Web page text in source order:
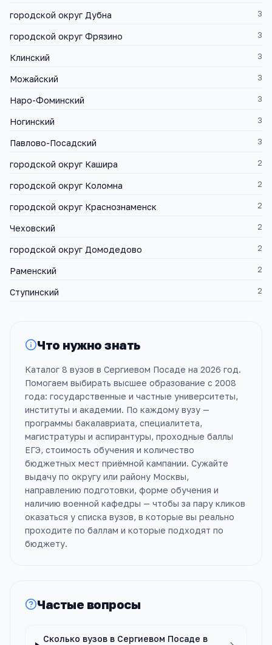
городской округ Дубна 3
городской округ Фрязино 3
Клинский 3
Можайский 3
Наро-Фоминский 3
Ногинский 3
Павлово-Посадский 3
городской округ Кашира 2
городской округ Коломна 2
городской округ Краснознаменск 2
Чеховский 2
городской округ Домодедово 2
Раменский 2
Ступинский 2
Что нужно знать
Каталог 8 вузов в Сергиевом Посаде на 2026 год.
Помогаем выбирать высшее образование с 2008
года: государственные и частные университеты,
институты и академии. По каждому вузу —
программы бакалавриата, специалитета,
магистратуры и аспирантуры, проходные баллы
ЕГЭ, стоимость обучения и количество
бюджетных мест приёмной кампании. Сужайте
выдачу по округу или району Москвы,
направлению подготовки, форме обучения и
наличию военной кафедры — чтобы за пару кликов
оказаться у списка вузов, в которые вы реально
проходите по баллам и которые подходят по
бюджету.
Частые вопросы
Сколько вузов в Сергиевом Посаде в